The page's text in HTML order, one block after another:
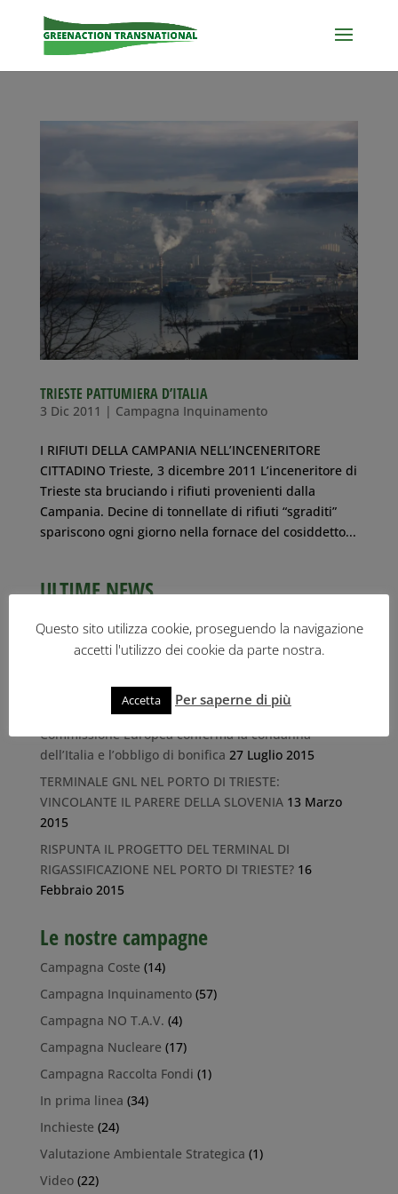
TRIESTE PATTUMIERA D’ITALIA
3 Dic 2011 | Campagna Inquinamento
I RIFIUTI DELLA CAMPANIA NELL’INCENERITORE
CITTADINO Trieste, 3 dicembre 2011 L’inceneritore di
Trieste sta bruciando i rifiuti provenienti dalla
Campania. Decine di tonnellate di rifiuti “sgraditi”
spariscono ogni giorno nella fornace del cosiddetto...
ULTIME NEWS
IL RISCHIO DELL’IDROGENO NEL PORTO DI TRIESTE
26 Ottobre 2023
1 Ottobre 2019
Discarica Marina di Porto San Rocco (Muggia): la
Commissione Europea conferma la condanna
dell’Italia e l’obbligo di bonifica 27 Luglio 2015
TERMINALE GNL NEL PORTO DI TRIESTE:
VINCOLANTE IL PARERE DELLA SLOVENIA 13 Marzo
2015
RISPUNTA IL PROGETTO DEL TERMINAL DI
RIGASSIFICAZIONE NEL PORTO DI TRIESTE? 16
Febbraio 2015
Le nostre campagne
Campagna Coste (14)
Campagna Inquinamento(57)
Campagna NO T.A.V. (4)
Campagna Nucleare (17)
Campagna Raccolta Fondi (1)
In prima linea (34)
Inchieste (24)
Valutazione Ambientale Strategica (1)
Video(22)
Questo sito utilizza cookie, proseguendo la navigazione
accetti l'utilizzo dei cookie da parte nostra.
Accetta Per saperne di più